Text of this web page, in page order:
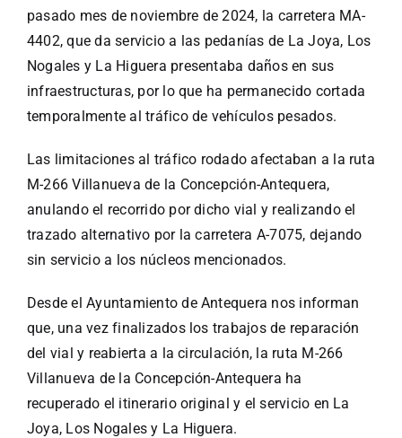
pasado mes de noviembre de 2024, la carretera MA-
4402, que da servicio a las pedanías de La Joya, Los
Nogales y La Higuera presentaba daños en sus
infraestructuras, por lo que ha permanecido cortada
temporalmente al tráfico de vehículos pesados.
Las limitaciones al tráfico rodado afectaban a la ruta
M-266 Villanueva de la Concepción-Antequera,
anulando el recorrido por dicho vial y realizando el
trazado alternativo por la carretera A-7075, dejando
sin servicio a los núcleos mencionados.
Desde el Ayuntamiento de Antequera nos informan
que, una vez finalizados los trabajos de reparación
del vial y reabierta a la circulación, la ruta M-266
Villanueva de la Concepción-Antequera ha
recuperado el itinerario original y el servicio en La
Joya, Los Nogales y La Higuera.